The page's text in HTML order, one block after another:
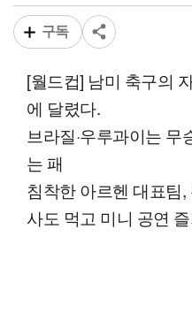
구독
[월드컵] 남미 축구의
에 달렸다.
브라질·우루과이는 무
는 패
침착한 아르헨 대표팀
사도 먹고 미니 공연